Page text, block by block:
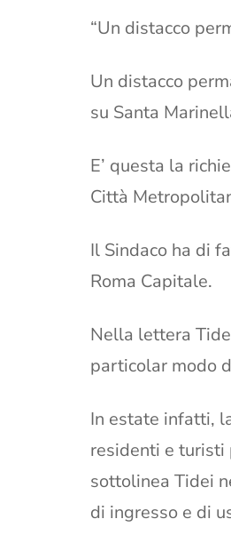
“Un distacco
Un distacco
su Santa
E’ questa la
Città
Il Sindaco ha di
Roma Capitale.
Nella lettera
particolar modo
In estate infatti,
residenti e turisti
sottolinea Tidei
di ingresso e di